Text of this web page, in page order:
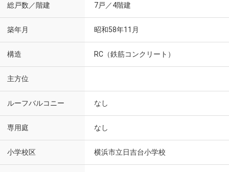
総戸数／階建 7戸／4階建
築年月 昭和58年11月
構造 RC（鉄筋コンクリート）
主方位
ルーフバルコニー なし
専用庭 なし
小学校区 横浜市立日吉台小学校